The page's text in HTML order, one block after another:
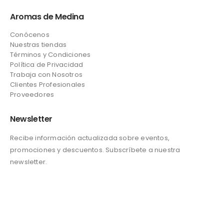
Aromas de Medina
Conócenos
Nuestras tiendas
Términos y Condiciones
Política de Privacidad
Trabaja con Nosotros
Clientes Profesionales
Proveedores
Newsletter
Recibe información actualizada sobre eventos,
promociones y descuentos. Subscríbete a nuestra
newsletter.